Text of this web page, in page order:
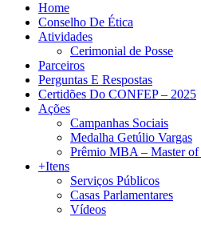
Home
Conselho De Ética
Atividades
Cerimonial de Posse
Parceiros
Perguntas E Respostas
Certidões Do CONFEP – 2025
Ações
Campanhas Sociais
Medalha Getúlio Vargas
Prêmio MBA – Master
+Itens
Serviços Públicos
Casas Parlamentares
Vídeos